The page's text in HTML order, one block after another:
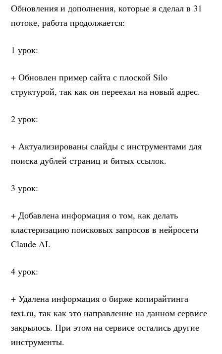
Обновления и дополнения, которые я сделал в 31
потоке, работа продолжается:
1 урок:
+ Обновлен пример сайта с плоской Silo
структурой, так как он переехал на новый адрес.
2 урок:
+ Актуализированы слайды с инструментами для
поиска дублей страниц и битых ссылок.
3 урок:
+ Добавлена информация о том, как делать
кластеризацию поисковых запросов в нейросети
Claude AI.
4 урок:
+ Удалена информация о бирже копирайтинга
text.ru, так как это направление на данном сервисе
закрылось. При этом на сервисе остались другие
инструменты.